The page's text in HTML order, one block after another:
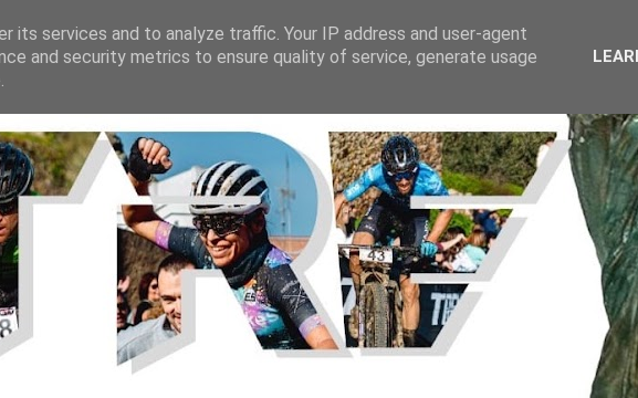
its services and to analyze traffic. Your IP address and user-agent
and security metrics to ensure quality of service, generate usage